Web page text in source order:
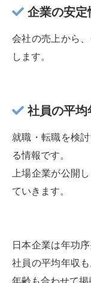
企業の安定
会社の売上から
します。
社員の平均
就職・転職を検
る情報です。
上場企業が公開
ていきます。
日本企業は年功
社員の平均年収